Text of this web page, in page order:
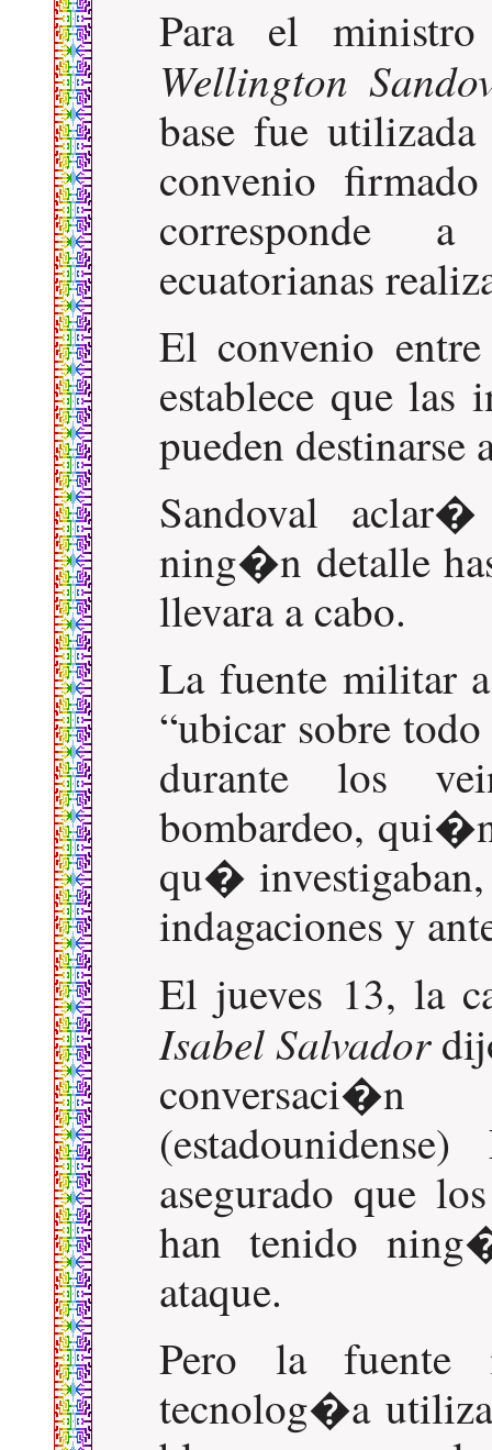
Para el
Wellington
base fue
convenio
corresponde
ecuatorianas
El convenio
establece que
pueden
Sandoval
ning�n detalle
llevara a cabo.
La fuente militar
ubicar sobre
durante los
bombardeo,
qu�
indagaciones y
El jueves 13, la
Isabel Salvador
asegurado que
han tenido
ataque.
Pero la
tecnolog�a